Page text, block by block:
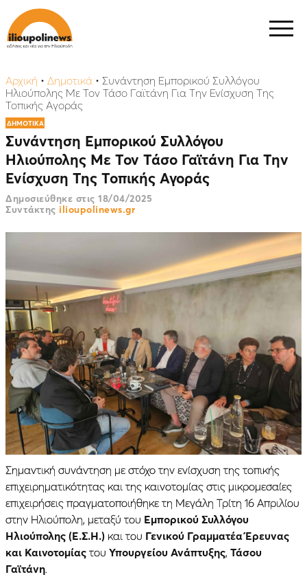
Αρχική • Δημοτικά • Συνάντηση Εμπορικού Συλλόγου
Ηλιούπολης Με Τον Τάσο Γαϊτάνη Για Την Ενίσχυση Της
Τοπικής Αγοράς
ΔΗΜΟΤΙΚΑ
Συνάντηση Εμπορικού Συλλόγου
Ηλιούπολης Με Τον Τάσο Γαϊτάνη Για Την
Ενίσχυση Της Τοπικής Αγοράς
Δημοσιεύθηκε στις 18/04/2025
Συντάκτης ilioupolinews.gr
Σημαντική συνάντηση με στόχο την ενίσχυση της τοπικής
επιχειρηματικότητας και της καινοτομίας στις μικρομεσαίες
επιχειρήσεις πραγματοποιήθηκε τη Μεγάλη Τρίτη 16 Απριλίου
στην Ηλιούπολη, μεταξύ του Εμπορικού Συλλόγου
Ηλιούπολης (Ε.Σ.Η.) και του Γενικού Γραμματέα Έρευνας
και Καινοτομίας του Υπουργείου Ανάπτυξης, Τάσου
Γαϊτάνη.